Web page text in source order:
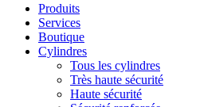
Produits
Services
Boutique
Cylindres
Tous les cylindres
Très haute sécurité
Haute sécurité